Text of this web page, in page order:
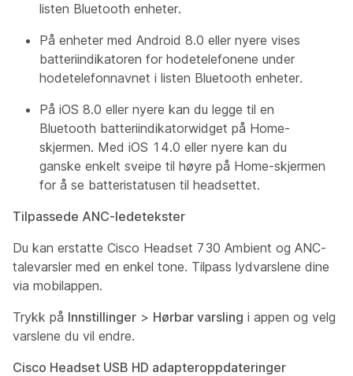
listen Bluetooth enheter.
På enheter med Android 8.0 eller nyere vises
batteriindikatoren for hodetelefonene under
hodetelefonnavnet i listen Bluetooth enheter.
På iOS 8.0 eller nyere kan du legge til en
Bluetooth batteriindikatorwidget på Home-
skjermen. Med iOS 14.0 eller nyere kan du
ganske enkelt sveipe til høyre på Home-skjermen
for å se batteristatusen til headsettet.
Tilpassede ANC-ledetekster
Du kan erstatte Cisco Headset 730 Ambient og ANC-
talevarsler med en enkel tone. Tilpass lydvarslene dine
via mobilappen.
Trykk på Innstillinger > Hørbar varsling i appen og velg
varslene du vil endre.
Cisco Headset USB HD adapteroppdateringer